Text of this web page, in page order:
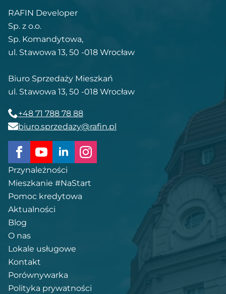
RAFIN Developer
Sp. z o.o.
Sp. Komandytowa,
ul. Stawowa 13, 50 -018 Wrocław
Biuro Sprzedaży Mieszkań
ul. Stawowa 13, 50 -018 Wrocław
+48 71 788 78 88
biuro.sprzedazy@rafin.pl
Przynależności
Mieszkanie #NaStart
Pomoc kredytowa
Aktualności
Blog
O nas
Lokale usługowe
Kontakt
Porównywarka
Polityka prywatności